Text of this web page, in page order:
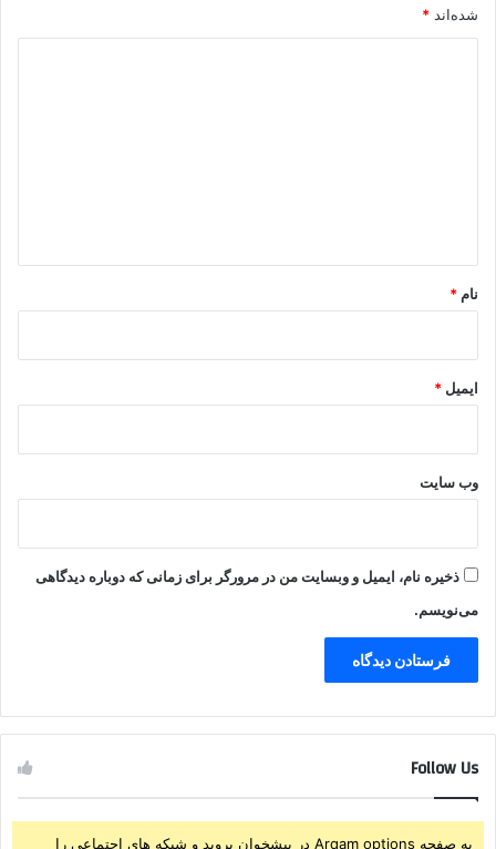
شده‌اند *
نام *
ایمیل *
وب‌ سایت
ذخیره نام، ایمیل و وبسایت من در مرورگر برای زمانی که دوباره دیدگاهی
می‌نویسم.
Follow Us
به صفحه Arqam options در پیشخوان بروید و شبکه های اجتماعی را